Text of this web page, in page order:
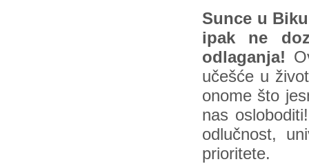
Sunce u
ipak ne
odlaganja!
učešće u
onome što
nas
odlučnost,
prioritete.